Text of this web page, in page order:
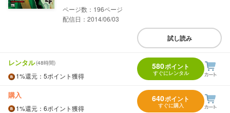
196
配信日：2014/06/03
試し読み
レンタル(48時間)
1%還元 ：5ポイント獲得
580ポイント
すぐにレンタル
購入
1%還元 ：6ポイント獲得
640ポイント
すぐに購入